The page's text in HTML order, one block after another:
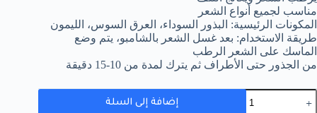
مناسب لجميع أنواع الشعر
المكونات الرئيسية: البذور السوداء، العرق السوس، الليمون
طريقة الاستخدام: بعد غسل الشعر بالشامبو، يتم وضع
الماسك على الشعر الرطب
من الجذور حتى الأطراف ثم يترك لمدة من 10-15 دقيقة
كمية
ماسك
إضافة إلى السلة